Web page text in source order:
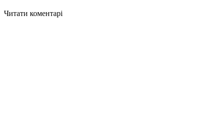
Читати коментарі